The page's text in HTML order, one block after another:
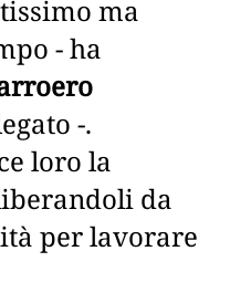
ma
- ha
-.
loro la
da
per lavorare